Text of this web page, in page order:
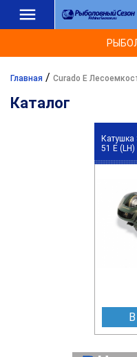
Главная / Curado E
Каталог
Катушка
51 E (LH)